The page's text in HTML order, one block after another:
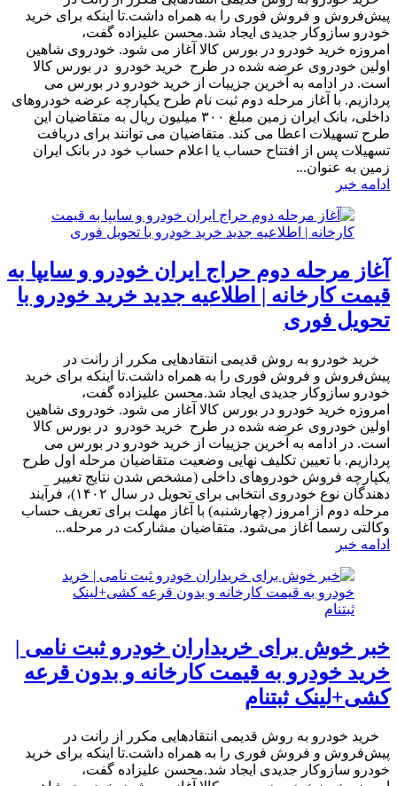
پیش‌فروش و فروش فوری را به همراه داشت.تا اینکه برای خرید
خودرو سازوکار جدیدی ایجاد شد.محسن علیزاده گفت،
امروزه خرید خودرو در بورس کالا آغاز می شود. خودروی شاهین
اولین خودروی عرضه شده در طرح خرید خودرو در بورس کالا
است. در ادامه به آخرین جزییات از خرید خودرو در بورس می
پردازیم. با آغاز مرحله دوم ثبت نام طرح یکپارچه عرضه خودروهای
داخلی، بانک ایران زمین مبلغ ۳۰۰ میلیون ریال به متقاضیان این
طرح تسهیلات اعطا می کند. متقاضیان می توانند برای دریافت
تسهیلات پس از افتتاح حساب یا اعلام حساب خود در بانک ایران
زمین به عنوان...
ادامه خبر
آغاز مرحله دوم حراج ایران خودرو و سایپا به
قیمت کارخانه | اطلاعیه‌ جدید خرید خودرو با
تحویل فوری
​ خرید خودرو به روش قدیمی انتقادهایی مکرر از رانت در
پیش‌فروش و فروش فوری را به همراه داشت.تا اینکه برای خرید
خودرو سازوکار جدیدی ایجاد شد.محسن علیزاده گفت،
امروزه خرید خودرو در بورس کالا آغاز می شود. خودروی شاهین
اولین خودروی عرضه شده در طرح خرید خودرو در بورس کالا
است. در ادامه به آخرین جزییات از خرید خودرو در بورس می
پردازیم. با تعیین تکلیف نهایی وضعیت متقاضیان مرحله اول طرح
یکپارچه فروش خودروهای داخلی (مشخص شدن نتایج تغییر
دهندگان نوع خودروی انتخابی برای تحویل در سال ۱۴۰۲)، فرآیند
مرحله دوم از امروز (چهارشنبه) با آغاز مهلت برای تعریف حساب
وکالتی رسما آغاز می‌شود. متقاضیان مشارکت در مرحله...
ادامه خبر
خبر خوش برای خریداران خودرو ثبت نامی |
خرید خودرو به قیمت کارخانه و بدون قرعه
کشی+لینک ثبتنام
​ خرید خودرو به روش قدیمی انتقادهایی مکرر از رانت در
پیش‌فروش و فروش فوری را به همراه داشت.تا اینکه برای خرید
خودرو سازوکار جدیدی ایجاد شد.محسن علیزاده گفت،